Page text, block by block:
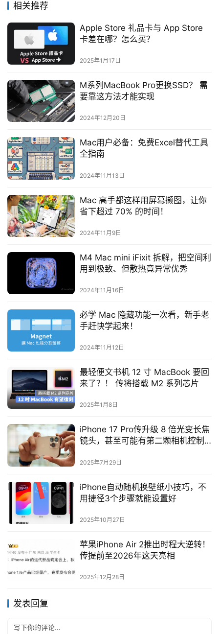
相关推荐
Apple Store 礼品卡与 App Store
卡差在哪？怎么买？
2025年1月17日
M系列MacBook Pro更换SSD？ 需
要靠这方法才能实现
2024年12月20日
Mac用户必备：免费Excel替代工具
全指南
2024年11月13日
Mac 高手都这样用屏幕撷图，让你
省下超过 70% 的时间！
2024年11月9日
M4 Mac mini iFixit 拆解，把空间利
用到极致、但散热竟异常优秀
2024年11月16日
必学 Mac 隐藏功能一次看，新手老
手赶快学起来！
2024年11月12日
最轻便文书机 12 寸 MacBook 要回
来了？！ 传将搭载 M2 系列芯片
2025年1月8日
iPhone 17 Pro传升级 8 倍光变长焦
镜头，甚至可能有第二颗相机控制
2025年7月29日
iPhone自动随机换壁纸小技巧，不
用捷径3个步骤就能设置好
2025年10月27日
苹果iPhone Air 2推出时程大逆转！
传提前至2026年这天亮相
2025年12月28日
发表回复